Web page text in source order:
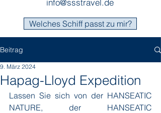
info@ssstravel.de
Welches Schiff passt zu mir?
Beitrag
Hapag-Lloyd Expedition
9. März 2024
Lassen Sie sich von der HANSEATIC
NATURE, der HANSEATIC